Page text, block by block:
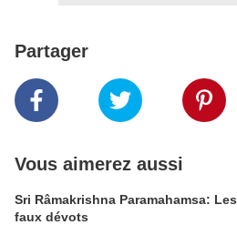
Partager
Vous aimerez aussi
Sri Râmakrishna Paramahamsa: Les
faux dévots